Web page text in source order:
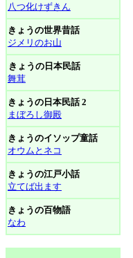
八つ化けずきん
きょうの世界昔話
ジメリのお山
きょうの日本民話
舞茸
きょうの日本民話 2
まぼろし御殿
きょうのイソップ童話
オウムとネコ
きょうの江戸小話
立てば出ます
きょうの百物語
なわ